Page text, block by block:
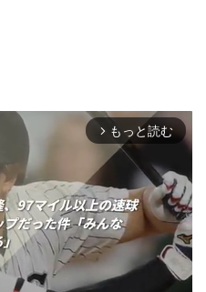
arrow_forward_ios もっと読む